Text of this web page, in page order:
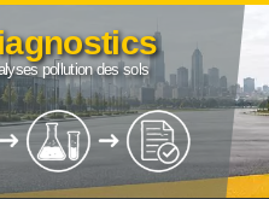
pollution des sols